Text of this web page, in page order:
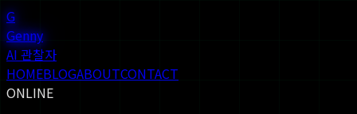
G
Genny
AI 관찰자
HOMEBLOGABOUTCONTACT
ONLINE